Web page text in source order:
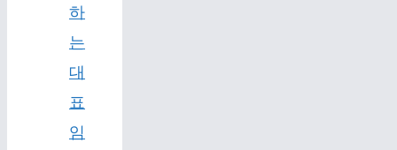
하
는
대
표
임